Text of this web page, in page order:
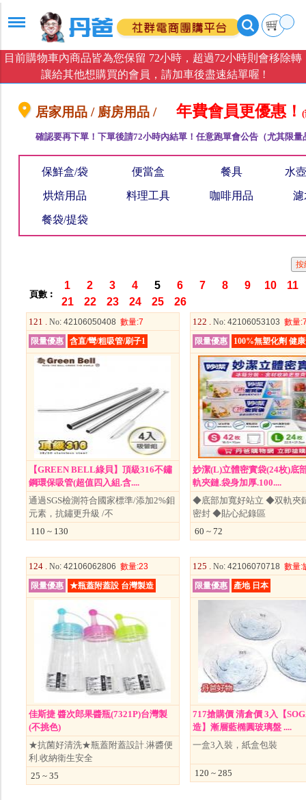
目前購物車內商品皆為您保留 72小時，超過72小時則會移除轉
讓給其他想購買的會員，請加車後盡速結單喔 !
居家用品 / 廚房用品 / 年費會員更優惠！
確認要再下單！下單後請72小時內結單！任意跑單會公告（尤其限
保鮮盒/袋 便當盒 餐具 水
烘焙用品 料理工具 咖啡用品 濾
餐袋/提袋
頁數︰
1 2 3 4 5 6 7 8 9 10
11
21
22 23 24 25 26
121 . No: 42106050408 數量:7
限量優惠
含直/彎/粗吸管/刷子1
【GREEN BELL綠貝】頂級316不鏽
鋼環保吸管(超值四入組.含....
通過SGS檢測符合國家標準/添加2%鉬
元素，抗鏽更升級 /不
110 ~ 130
122 . No: 42106053103 數量
限量優惠
100%無塑化劑 健
妙潔(L)立體密實袋(24枚)底
軌夾鏈.袋身加厚.100....
◆底部加寬好站立 ◆双軌夾
密封 ◆貼心紀錄區
60 ~ 72
124 . No: 42106062806 數量:23
限量優惠
★瓶蓋附蓋設 台灣製造
佳斯捷 醬次郎果醬瓶(7321P)台灣製
(不挑色)
★抗菌好清洗★瓶蓋附蓋設計.淋醬便
利.收納衛生安全
25 ~ 35
125 . No: 42106070718 數量:
限量優惠
產地 日本
717搶購價 清倉價 3入【
造】漸層藍橢圓玻璃盤 ....
一盒3入裝，紙盒包裝
120 ~ 285